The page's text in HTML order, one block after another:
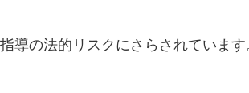
導の法的リスクにさらされています